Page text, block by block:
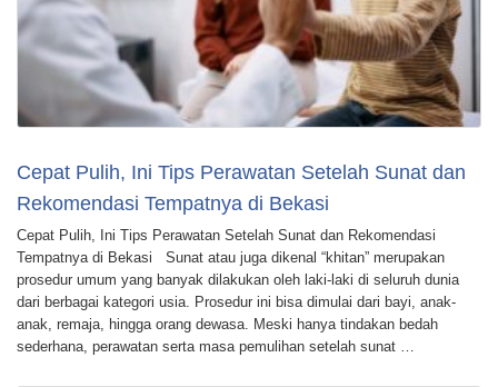
Cepat Pulih, Ini Tips Perawatan Setelah Sunat dan
Rekomendasi Tempatnya di Bekasi
Cepat Pulih, Ini Tips Perawatan Setelah Sunat dan Rekomendasi
Tempatnya di Bekasi Sunat atau juga dikenal “khitan” merupakan
prosedur umum yang banyak dilakukan oleh laki-laki di seluruh dunia
dari berbagai kategori usia. Prosedur ini bisa dimulai dari bayi, anak-
anak, remaja, hingga orang dewasa. Meski hanya tindakan bedah
sederhana, perawatan serta masa pemulihan setelah sunat …